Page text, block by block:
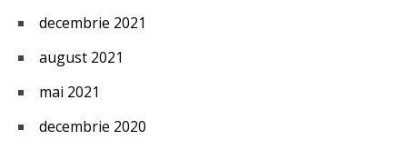
decembrie 2021
august 2021
mai 2021
decembrie 2020